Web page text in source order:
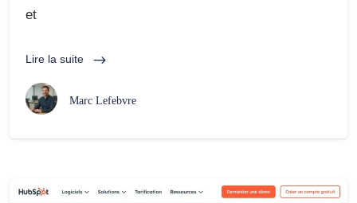
et
Lire la suite
Marc Lefebvre